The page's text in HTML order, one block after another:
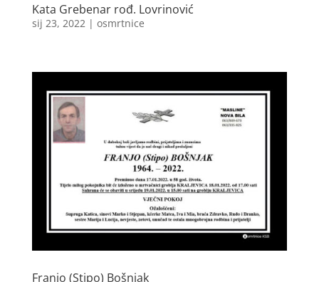
Kata Grebenar rođ. Lovrinović
sij 23, 2022| osmrtnice
Franjo (Stipo) Bošnjak